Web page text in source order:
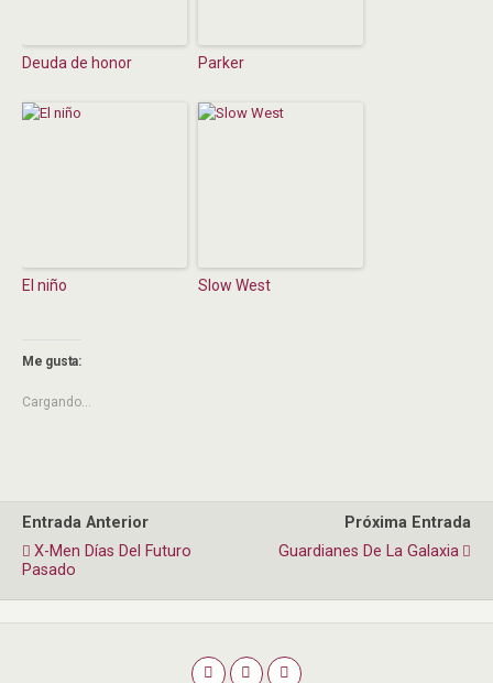
Deuda de honor Parker
El niño Slow West
Me gusta:
Cargando...
Entrada Anterior
X-Men Días Del Futuro
Pasado
Próxima Entrada
Guardianes De La Galaxia